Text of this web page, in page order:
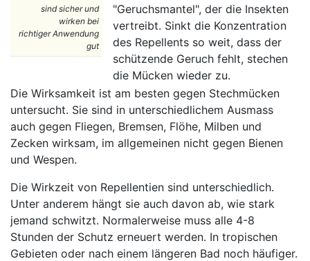
sind sicher und
wirken bei
richtiger Anwendung
gut
"Geruchsmantel", der die Insekten
vertreibt. Sinkt die Konzentration
des Repellents so weit, dass der
schützende Geruch fehlt, stechen
die Mücken wieder zu.
Die Wirksamkeit ist am besten gegen Stechmücken
untersucht. Sie sind in unterschiedlichem Ausmass
auch gegen Fliegen, Bremsen, Flöhe, Milben und
Zecken wirksam, im allgemeinen nicht gegen Bienen
und Wespen.
Die Wirkzeit von Repellentien sind unterschiedlich.
Unter anderem hängt sie auch davon ab, wie stark
jemand schwitzt. Normalerweise muss alle 4-8
Stunden der Schutz erneuert werden. In tropischen
Gebieten oder nach einem längeren Bad noch häufiger.